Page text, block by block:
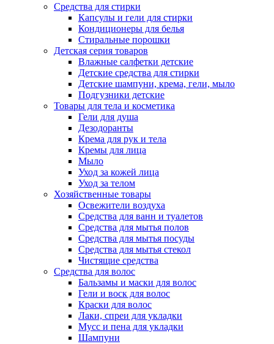
Средства для стирки
Капсулы и гели для стирки
Кондиционеры для белья
Стиральные порошки
Детская серия товаров
Влажные салфетки детские
Детские средства для стирки
Детские шампуни, крема, гели, мыло
Подгузники детские
Товары для тела и косметика
Гели для душа
Дезодоранты
Крема для рук и тела
Кремы для лица
Мыло
Уход за кожей лица
Уход за телом
Хозяйственные товары
Освежители воздуха
Средства для ванн и туалетов
Средства для мытья полов
Средства для мытья посуды
Средства для мытья стекол
Чистящие средства
Средства для волос
Бальзамы и маски для волос
Гели и воск для волос
Краски для волос
Лаки, спреи для укладки
Мусс и пена для укладки
Шампуни